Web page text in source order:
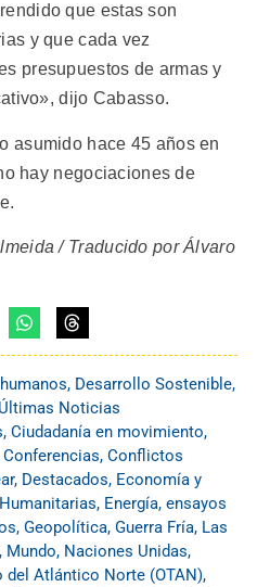
que estas son
y que cada vez
presupuestos de armas y
dijo Cabasso.
asumido hace 45 años en
hay negociaciones de
/ Traducido por Álvaro
, Desarrollo Sostenible,
Últimas Noticias
, Ciudadanía en movimiento,
Conferencias, Conflictos
, Destacados, Economía y
, Energía, ensayos
, Geopolítica, Guerra Fría, Las
, Mundo, Naciones Unidas,
del Atlántico Norte (OTAN),